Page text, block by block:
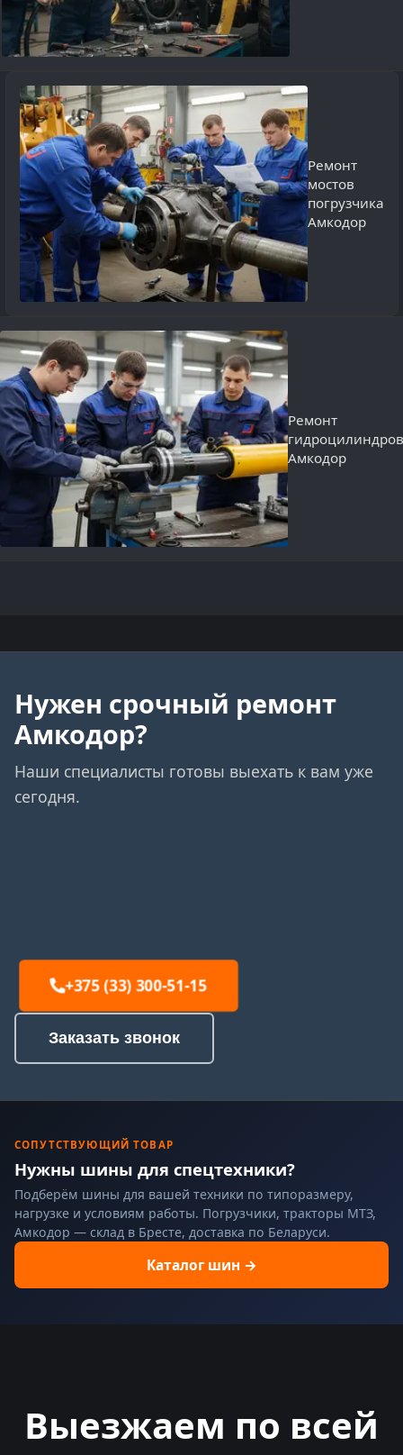
Ремонт
мостов
погрузчика
Амкодор
Ремонт
гидроцилиндров
Амкодор
Нужен срочный ремонт
Амкодор?
Наши специалисты готовы выехать к вам уже
сегодня.
+375 (33) 300-51-15
Заказать звонок
СОПУТСТВУЮЩИЙ ТОВАР
Нужны шины для спецтехники?
Подберём шины для вашей техники по типоразмеру,
нагрузке и условиям работы. Погрузчики, тракторы МТЗ,
Амкодор — склад в Бресте, доставка по Беларуси.
Каталог шин →
Выезжаем по всей